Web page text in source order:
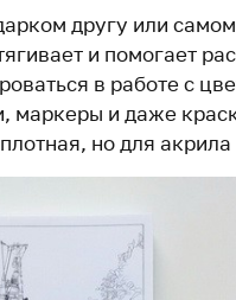
другу или
и помогает
в работе с
маркеры и даже
но для